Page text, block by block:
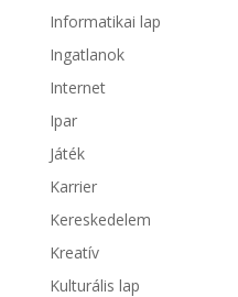
Informatikai lap
Ingatlanok
Internet
Ipar
Játék
Karrier
Kereskedelem
Kreatív
Kulturális lap